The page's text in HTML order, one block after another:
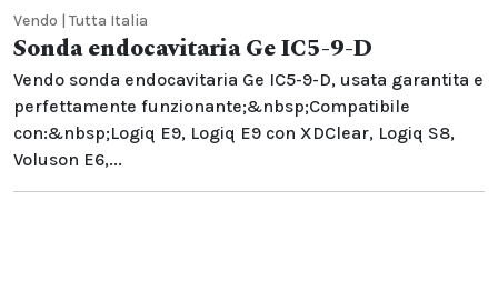
Vendo | Tutta Italia
Sonda endocavitaria Ge IC5-9-D
Vendo sonda endocavitaria Ge IC5-9-D, usata garantita e
perfettamente funzionante;&nbsp;Compatibile
con:&nbsp;Logiq E9, Logiq E9 con XDClear, Logiq S8,
Voluson E6,...